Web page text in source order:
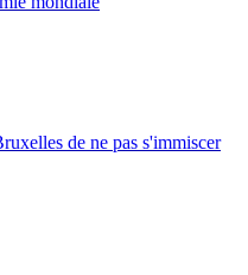
de ne pas s'immiscer